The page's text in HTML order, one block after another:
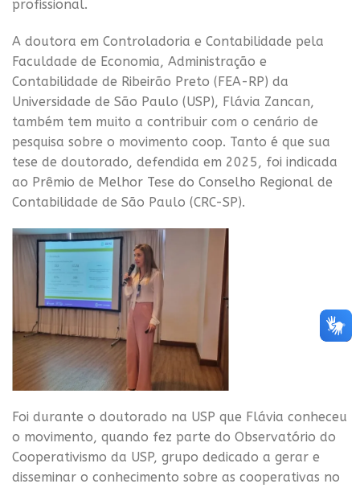
profissional.
A doutora em Controladoria e Contabilidade pela
Faculdade de Economia, Administração e
Contabilidade de Ribeirão Preto (FEA-RP) da
Universidade de São Paulo (USP), Flávia Zancan,
também tem muito a contribuir com o cenário de
pesquisa sobre o movimento coop. Tanto é que sua
tese de doutorado, defendida em 2025, foi indicada
ao Prêmio de Melhor Tese do Conselho Regional de
Contabilidade de São Paulo (CRC-SP).
Foi durante o doutorado na USP que Flávia conheceu
o movimento, quando fez parte do Observatório do
Cooperativismo da USP, grupo dedicado a gerar e
disseminar o conhecimento sobre as cooperativas no